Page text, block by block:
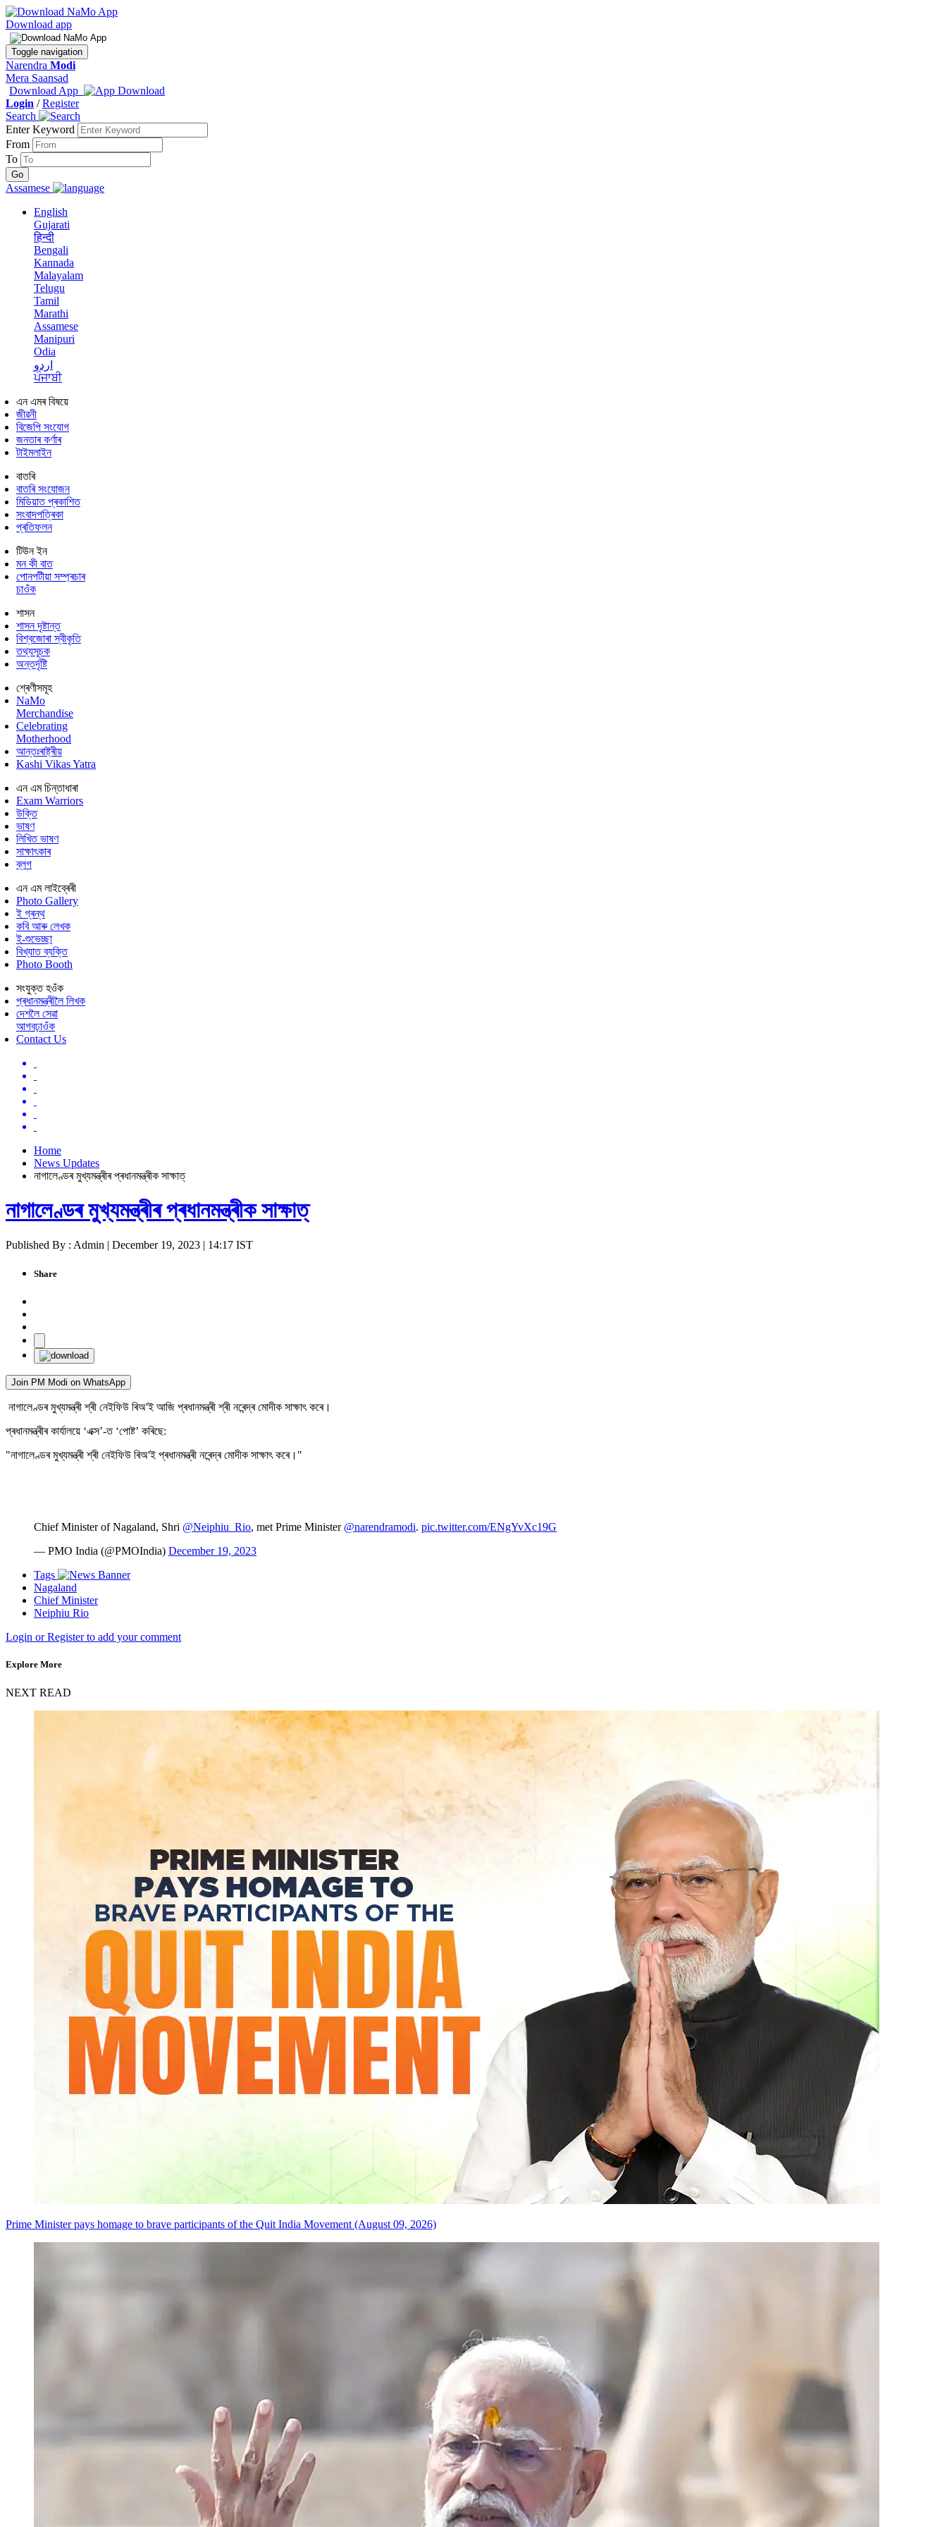
Download app
Toggle navigation
Narendra Modi
Mera Saansad
Download App
Login /Register
Search
Enter Keyword
From
To
Assamese
English
Gujarati
हिन्दी
Bengali
Kannada
Malayalam
Telugu
Tamil
Marathi
Assamese
Manipuri
Odia
اردو
ਪੰਜਾਬੀ
এন এমৰ বিষয়ে
জীৱনী
বিজেপি সংযোগ
জনতাৰ কৰ্ণাৰ
টাইমলাইন
বাতৰি
বাতৰি সংযোজন
মিডিয়াত প্ৰকাশিত
সংবাদপত্ৰিকা
প্ৰতিফলন
টিউন ইন
মন কী বাত
পোনপটীয়া সম্প্ৰচাৰ
চাওঁক
শাসন
শাসন দৃষ্টান্ত
বিশ্বজোৰা স্বীকৃতি
তথ্যসূচক
অন্তৰ্দৃষ্টি
শ্ৰেণীসমূহ
NaMo
Merchandise
Celebrating
Motherhood
আন্তঃৰাষ্ট্ৰীয়
Kashi Vikas Yatra
এন এম চিন্তাধাৰা
Exam Warriors
উক্তি
ভাষণ
লিখিত ভাষণ
সাক্ষাৎকাৰ
ব্লগ
এন এম লাইব্ৰেৰী
Photo Gallery
ই গ্ৰন্থ
কবি আৰু লেখক
ই-শুভেচ্ছা
বিখ্যাত ব্যক্তি
Photo Booth
সংযুক্ত হওঁক
প্ৰধানমন্ত্ৰীলৈ লিখক
দেশলৈ সেৱা
আগবঢ়াওঁক
Contact Us
Home
News Updates
নাগালেণ্ডৰ মুখ্যমন্ত্ৰীৰ প্ৰধানমন্ত্ৰীক সাক্ষাত্
নাগালেণ্ডৰ মুখ্যমন্ত্ৰীৰ প্ৰধানমন্ত্ৰীক সাক্ষাত্
Published By : Admin | December 19, 2023 | 14:17 IST
Share
Join PM Modi on WhatsApp
নাগালেণ্ডৰ মুখ্যমন্ত্ৰী শ্ৰী নেইফিউ ৰিঅ'ই আজি প্ৰধানমন্ত্ৰী শ্ৰী নৰেন্দ্ৰ মোদীক সাক্ষাৎ কৰে।
প্ৰধানমন্ত্ৰীৰ কাৰ্যালয়ে ‘এক্স’-ত ‘পোষ্ট’ কৰিছে:
"নাগালেণ্ডৰ মুখ্যমন্ত্ৰী শ্ৰী নেইফিউ ৰিঅ'ই প্ৰধানমন্ত্ৰী নৰেন্দ্ৰ মোদীক সাক্ষাৎ কৰে।"
Chief Minister of Nagaland, Shri @Neiphiu_Rio, met Prime Minister @narendramodi. pic.twitter.com/ENgYvXc19G
— PMO India (@PMOIndia) December 19, 2023
Tags
Nagaland
Chief Minister
Neiphiu Rio
Login or Register to add your comment
Explore More
NEXT READ
Prime Minister pays homage to brave participants of the Quit India Movement (August 09, 2026)